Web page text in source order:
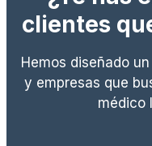
clientes
Hemos diseñado
y empresas que
médico